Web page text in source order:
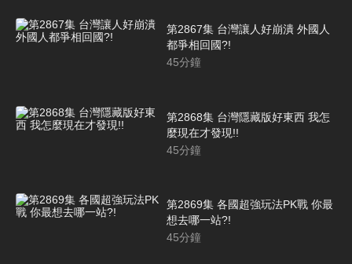
第2867集 台灣讓人好崩潰 外國人
都爭相回國?!
45分鐘
第2868集 台灣隱藏版好東西 我怎
麼現在才發現!!
45分鐘
第2869集 各國超強玩法PK戰 你最
想去哪一站?!
45分鐘